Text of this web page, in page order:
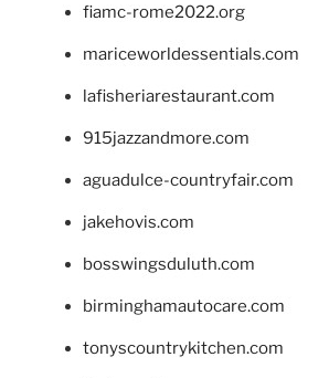
fiamc-rome2022.org
mariceworldessentials.com
lafisheriarestaurant.com
915jazzandmore.com
aguadulce-countryfair.com
jakehovis.com
bosswingsduluth.com
birminghamautocare.com
tonyscountrykitchen.com